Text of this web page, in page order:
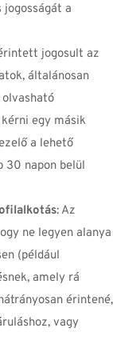
a
jogosult az
általánosan
egy másik
a lehető
30 napon belül
: Az
ne legyen alanya
(például
amely rá
érintené,
vagy